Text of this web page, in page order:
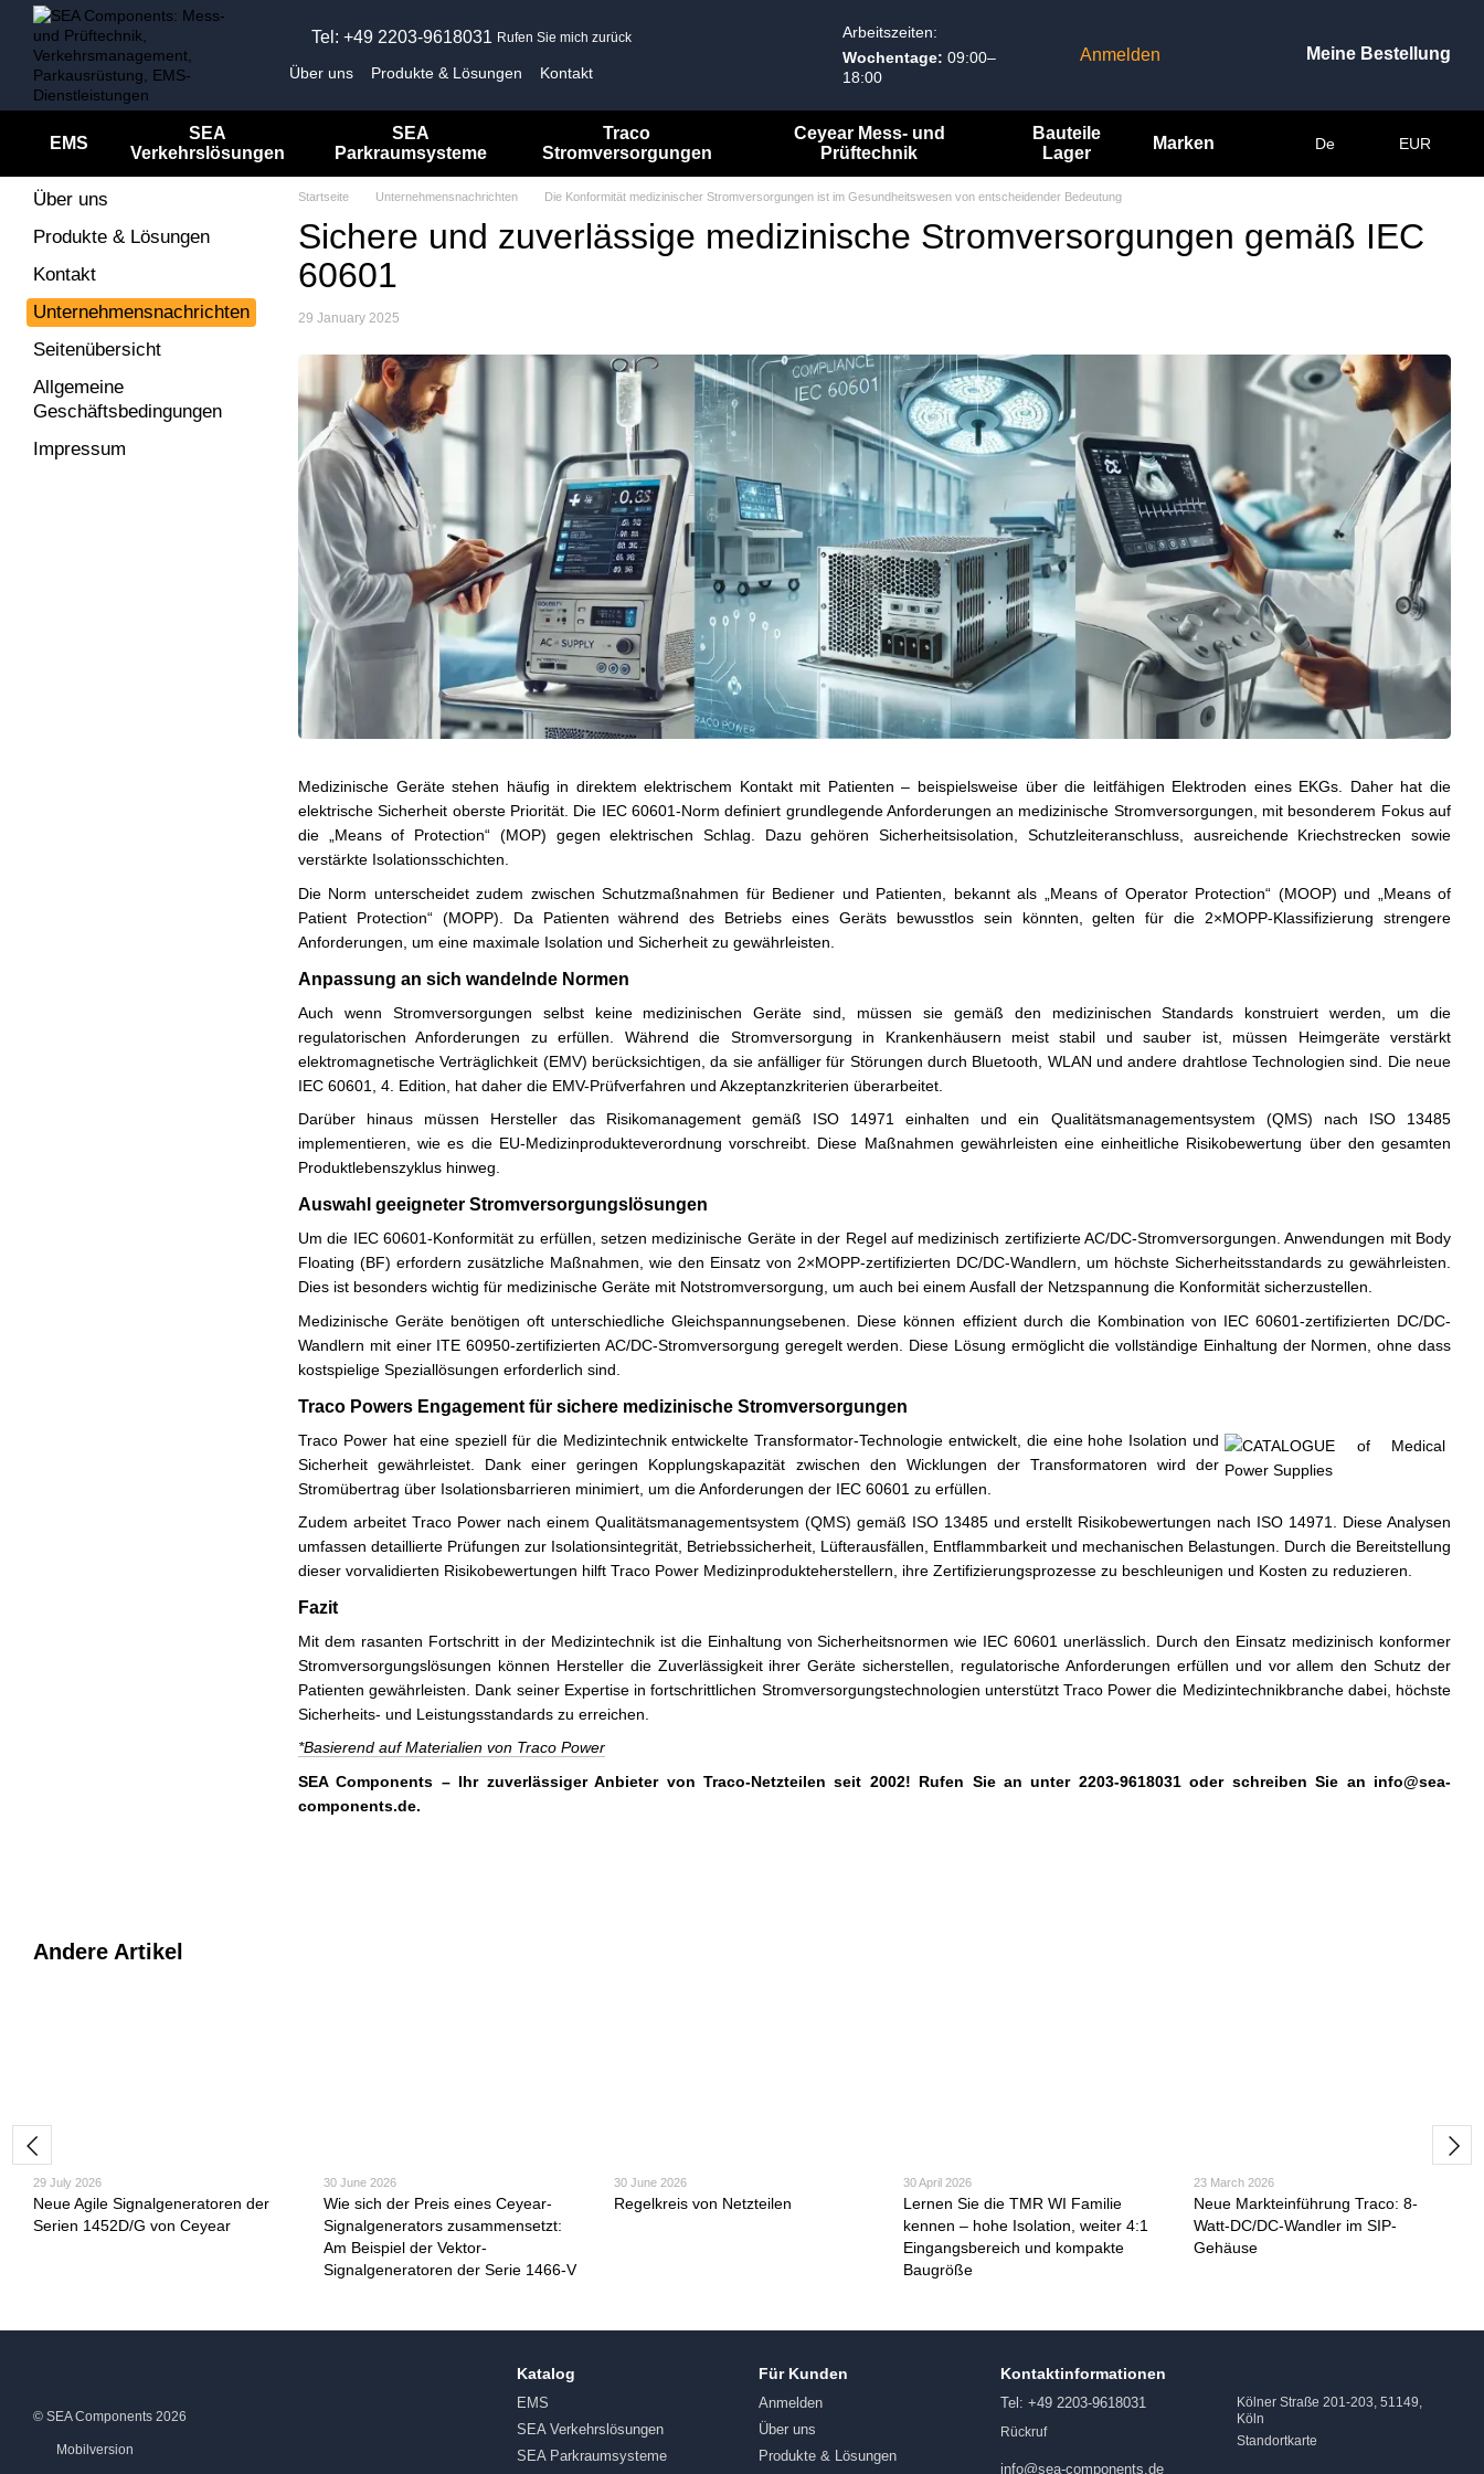
Перейти к основному контенту
Tel: +49 2203-9618031 Rufen Sie mich zurück
Über uns Produkte & Lösungen
Kontakt
Arbeitszeiten:
Wochentage: 09:00–
18:00
Anmelden Meine Bestellung
EMS
SEA
Verkehrslösungen
SEA
Parkraumsysteme
Traco
Stromversorgungen
Ceyear Mess- und
Prüftechnik
Bauteile
Lager
Marken De EUR
Startseite Unternehmensnachrichten Die Konformität medizinischer Stromversorgungen ist im Gesundheitswesen von entscheidender Bedeutung
Sichere und zuverlässige medizinische Stromversorgungen gemäß IEC
60601
29 January 2025
Medizinische Geräte stehen häufig in direktem elektrischem Kontakt mit Patienten – beispielsweise über die leitfähigen Elektroden eines EKGs. Daher hat die
elektrische Sicherheit oberste Priorität. Die IEC 60601-Norm definiert grundlegende Anforderungen an medizinische Stromversorgungen, mit besonderem Fokus auf
die „Means of Protection“ (MOP) gegen elektrischen Schlag. Dazu gehören Sicherheitsisolation, Schutzleiteranschluss, ausreichende Kriechstrecken sowie
verstärkte Isolationsschichten.
Die Norm unterscheidet zudem zwischen Schutzmaßnahmen für Bediener und Patienten, bekannt als „Means of Operator Protection“ (MOOP) und „Means of
Patient Protection“ (MOPP). Da Patienten während des Betriebs eines Geräts bewusstlos sein könnten, gelten für die 2×MOPP-Klassifizierung strengere
Anforderungen, um eine maximale Isolation und Sicherheit zu gewährleisten.
Anpassung an sich wandelnde Normen
Auch wenn Stromversorgungen selbst keine medizinischen Geräte sind, müssen sie gemäß den medizinischen Standards konstruiert werden, um die
regulatorischen Anforderungen zu erfüllen. Während die Stromversorgung in Krankenhäusern meist stabil und sauber ist, müssen Heimgeräte verstärkt
elektromagnetische Verträglichkeit (EMV) berücksichtigen, da sie anfälliger für Störungen durch Bluetooth, WLAN und andere drahtlose Technologien sind. Die neue
IEC 60601, 4. Edition, hat daher die EMV-Prüfverfahren und Akzeptanzkriterien überarbeitet.
Darüber hinaus müssen Hersteller das Risikomanagement gemäß ISO 14971 einhalten und ein Qualitätsmanagementsystem (QMS) nach ISO 13485
implementieren, wie es die EU-Medizinprodukteverordnung vorschreibt. Diese Maßnahmen gewährleisten eine einheitliche Risikobewertung über den gesamten
Produktlebenszyklus hinweg.
Auswahl geeigneter Stromversorgungslösungen
Um die IEC 60601-Konformität zu erfüllen, setzen medizinische Geräte in der Regel auf medizinisch zertifizierte AC/DC-Stromversorgungen. Anwendungen mit Body
Floating (BF) erfordern zusätzliche Maßnahmen, wie den Einsatz von 2×MOPP-zertifizierten DC/DC-Wandlern, um höchste Sicherheitsstandards zu gewährleisten.
Dies ist besonders wichtig für medizinische Geräte mit Notstromversorgung, um auch bei einem Ausfall der Netzspannung die Konformität sicherzustellen.
Medizinische Geräte benötigen oft unterschiedliche Gleichspannungsebenen. Diese können effizient durch die Kombination von IEC 60601-zertifizierten DC/DC-
Wandlern mit einer ITE 60950-zertifizierten AC/DC-Stromversorgung geregelt werden. Diese Lösung ermöglicht die vollständige Einhaltung der Normen, ohne dass
kostspielige Speziallösungen erforderlich sind.
Traco Powers Engagement für sichere medizinische Stromversorgungen
Traco Power hat eine speziell für die Medizintechnik entwickelte Transformator-Technologie entwickelt, die eine hohe Isolation und
Sicherheit gewährleistet. Dank einer geringen Kopplungskapazität zwischen den Wicklungen der Transformatoren wird der
Stromübertrag über Isolationsbarrieren minimiert, um die Anforderungen der IEC 60601 zu erfüllen.
Zudem arbeitet Traco Power nach einem Qualitätsmanagementsystem (QMS) gemäß ISO 13485 und erstellt Risikobewertungen nach ISO 14971. Diese Analysen
umfassen detaillierte Prüfungen zur Isolationsintegrität, Betriebssicherheit, Lüfterausfällen, Entflammbarkeit und mechanischen Belastungen. Durch die Bereitstellung
dieser vorvalidierten Risikobewertungen hilft Traco Power Medizinprodukteherstellern, ihre Zertifizierungsprozesse zu beschleunigen und Kosten zu reduzieren.
Fazit
Mit dem rasanten Fortschritt in der Medizintechnik ist die Einhaltung von Sicherheitsnormen wie IEC 60601 unerlässlich. Durch den Einsatz medizinisch konformer
Stromversorgungslösungen können Hersteller die Zuverlässigkeit ihrer Geräte sicherstellen, regulatorische Anforderungen erfüllen und vor allem den Schutz der
Patienten gewährleisten. Dank seiner Expertise in fortschrittlichen Stromversorgungstechnologien unterstützt Traco Power die Medizintechnikbranche dabei, höchste
Sicherheits- und Leistungsstandards zu erreichen.
*Basierend auf Materialien von Traco Power
SEA Components – Ihr zuverlässiger Anbieter von Traco-Netzteilen seit 2002! Rufen Sie an unter 2203-9618031 oder schreiben Sie an info@sea-
components.de.
Über uns
Produkte & Lösungen
Kontakt
Unternehmensnachrichten
Seitenübersicht
Allgemeine
Geschäftsbedingungen
Impressum
Andere Artikel
29 July 2026
Neue Agile Signalgeneratoren der
Serien 1452D/G von Ceyear
30 June 2026
Wie sich der Preis eines Ceyear-
Signalgenerators zusammensetzt:
Am Beispiel der Vektor-
Signalgeneratoren der Serie 1466-V
30 June 2026
Regelkreis von Netzteilen
30 April 2026
Lernen Sie die TMR WI Familie
kennen – hohe Isolation, weiter 4:1
Eingangsbereich und kompakte
Baugröße
23 March 2026
Neue Markteinführung Traco: 8-
Watt-DC/DC-Wandler im SIP-
Gehäuse
© SEA Components 2026
Mobilversion
Katalog
EMS
SEA Verkehrslösungen
SEA Parkraumsysteme
Für Kunden
Anmelden
Über uns
Produkte & Lösungen
Kontaktinformationen
Tel: +49 2203-9618031
Rückruf
info@sea-components.de
Kölner Straße 201-203, 51149,
Köln
Standortkarte